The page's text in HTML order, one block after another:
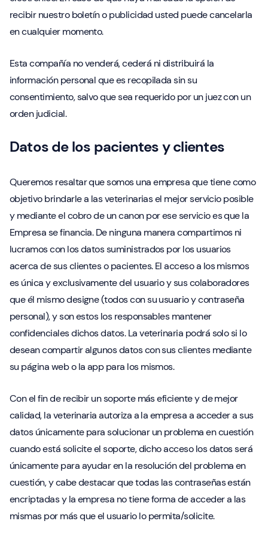
recibir nuestro boletín o publicidad usted puede cancelarla
en cualquier momento.
Esta compañía no venderá, cederá ni distribuirá la
información personal que es recopilada sin su
consentimiento, salvo que sea requerido por un juez con un
orden judicial.
Datos de los pacientes y clientes
Queremos resaltar que somos una empresa que tiene como
objetivo brindarle a las veterinarias el mejor servicio posible
y mediante el cobro de un canon por ese servicio es que la
Empresa se financia. De ninguna manera compartimos ni
lucramos con los datos suministrados por los usuarios
acerca de sus clientes o pacientes. El acceso a los mismos
es única y exclusivamente del usuario y sus colaboradores
que él mismo designe (todos con su usuario y contraseña
personal), y son estos los responsables mantener
confidenciales dichos datos. La veterinaria podrá solo si lo
desean compartir algunos datos con sus clientes mediante
su página web o la app para los mismos.
Con el fin de recibir un soporte más eficiente y de mejor
calidad, la veterinaria autoriza a la empresa a acceder a sus
datos únicamente para solucionar un problema en cuestión
cuando está solicite el soporte, dicho acceso los datos será
únicamente para ayudar en la resolución del problema en
cuestión, y cabe destacar que todas las contraseñas están
encriptadas y la empresa no tiene forma de acceder a las
mismas por más que el usuario lo permita/solicite.